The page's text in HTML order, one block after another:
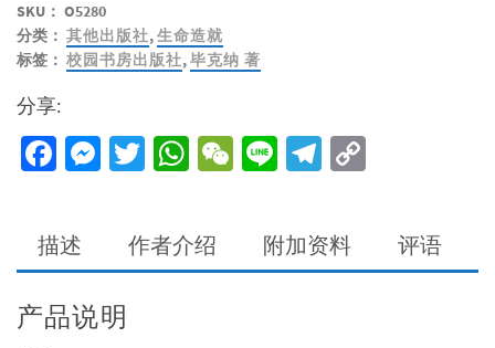
悲
剧：
喜
和
童
话
SKU： O5280
分类： 其他出版社,生命造就
标签： 校园书房出版社,毕克纳 著
分享:
Facebook
Messenger
Twitter
WhatsApp
WeChat
LineTelegram
描述 作者介绍 附加资料 评语
产品说明